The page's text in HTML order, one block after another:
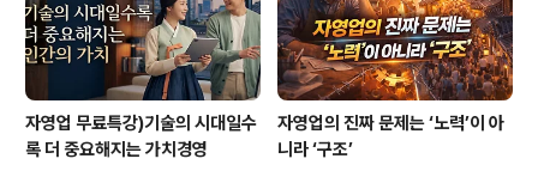
자영업 무료특강)기술의 시대일수
록 더 중요해지는 가치경영
자영업의 진짜 문제는 ‘노력’이 아
니라 ‘구조’